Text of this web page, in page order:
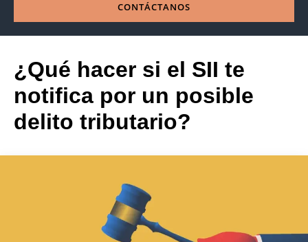
CONTÁCTANOS
¿Qué hacer si el SII te
notifica por un posible
delito tributario?